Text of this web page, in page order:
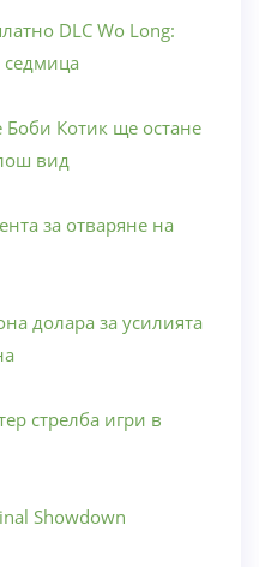
DLC Wo Long:
седмица
Котик ще остане
вид
за отваряне на
долара за усилията
стрелба игри в
Showdown